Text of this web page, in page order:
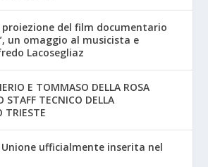
proiezione del film documentario
un omaggio al musicista e
Lacosegliaz
E TOMMASO DELLA ROSA
STAFF TECNICO DELLA
TRIESTE
Unione ufficialmente inserita nel